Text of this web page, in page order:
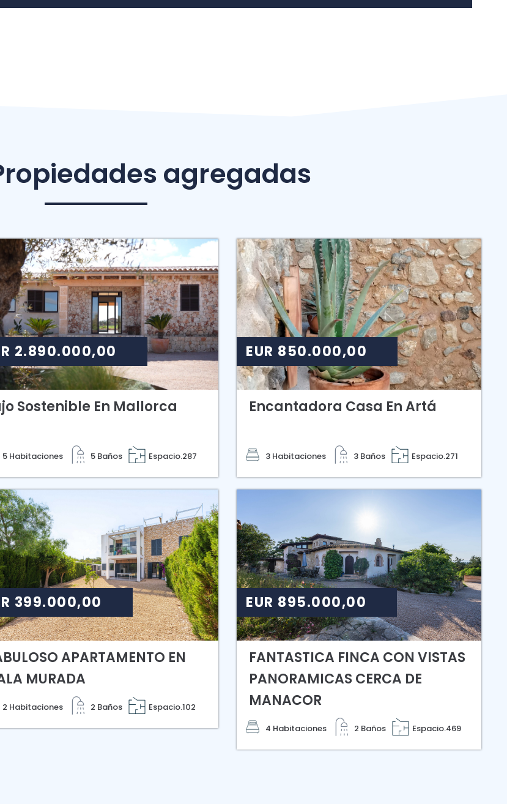
agregadas
2.890.000,00
Sostenible En Mallorca
5 Habitaciones 5 Baños Espacio.287
EUR 850.000,00
Encantadora Casa En Artá
3 Habitaciones 3 Baños Espacio.271
399.000,00
APARTAMENTO EN
MURADA
2 Habitaciones 2 Baños Espacio.102
EUR 895.000,00
FANTASTICA FINCA CON VISTAS
PANORAMICAS CERCA DE
MANACOR
4 Habitaciones 2 Baños Espacio.469